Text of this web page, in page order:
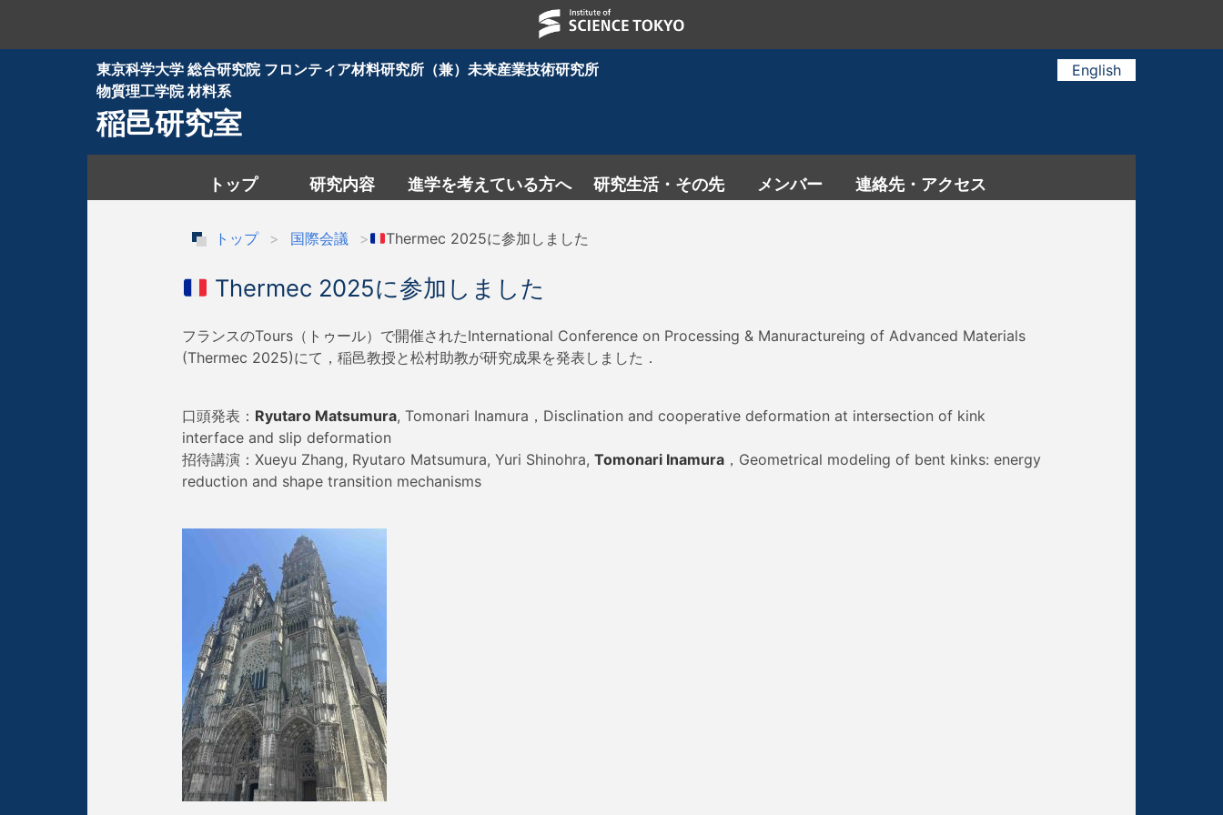
東京科学大学 総合研究院 フロンティア材料研究所（兼）未来産業技術研究所
物質理工学院 材料系
稲邑研究室
English
トップ 研究内容 進学を考えている方へ 研究生活・その先 メンバー 連絡先・アクセス
トップ 国際会議 Thermec 2025に参加しました
Thermec 2025に参加しました
フランスのTours（トゥール）で開催されたInternational Conference on Processing & Manuractureing of Advanced Materials
(Thermec 2025)にて，稲邑教授と松村助教が研究成果を発表しました．
口頭発表： Ryutaro Matsumura, Tomonari Inamura，Disclination and cooperative deformation at intersection of kink
interface and slip deformation
招待講演：Xueyu Zhang, Ryutaro Matsumura, Yuri Shinohra, Tomonari Inamura ，Geometrical modeling of bent kinks: energy
reduction and shape transition mechanisms